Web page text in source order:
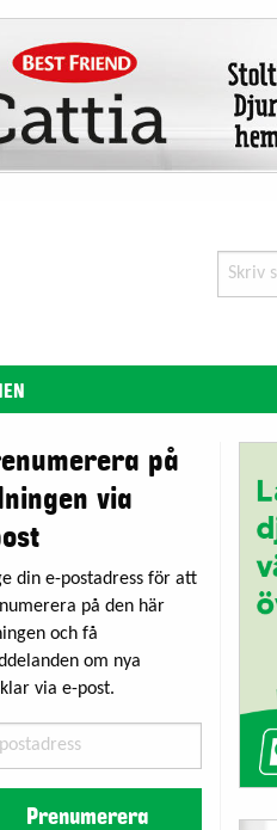
Search
for:
på
via
din e-postadress för att
på den här
och få
om nya
via e-post.
Prenumerera